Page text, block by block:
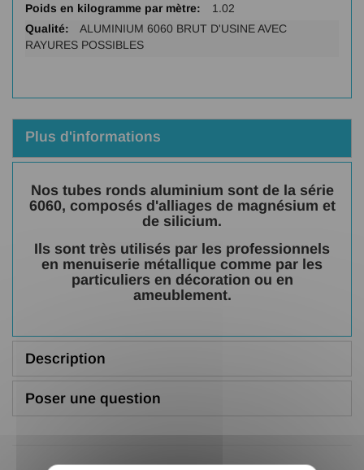
1.02
ALUMINIUM 6060 BRUT D'USINE AVEC
RAYURES POSSIBLES
Plus d'informations
Nos tubes ronds aluminium sont de la série
6060, composés d'alliages de magnésium et
de silicium.
Ils sont très utilisés par les professionnels
en menuiserie métallique comme par les
particuliers en décoration ou en
ameublement.
Description
Poser une question